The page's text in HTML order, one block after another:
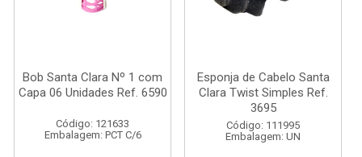
Bob Santa Clara Nº 1 com
Capa 06 Unidades Ref. 6590
Código: 121633
Embalagem: PCT C/6
Esponja de Cabelo Santa
Clara Twist Simples Ref.
3695
Código: 111995
Embalagem: UN